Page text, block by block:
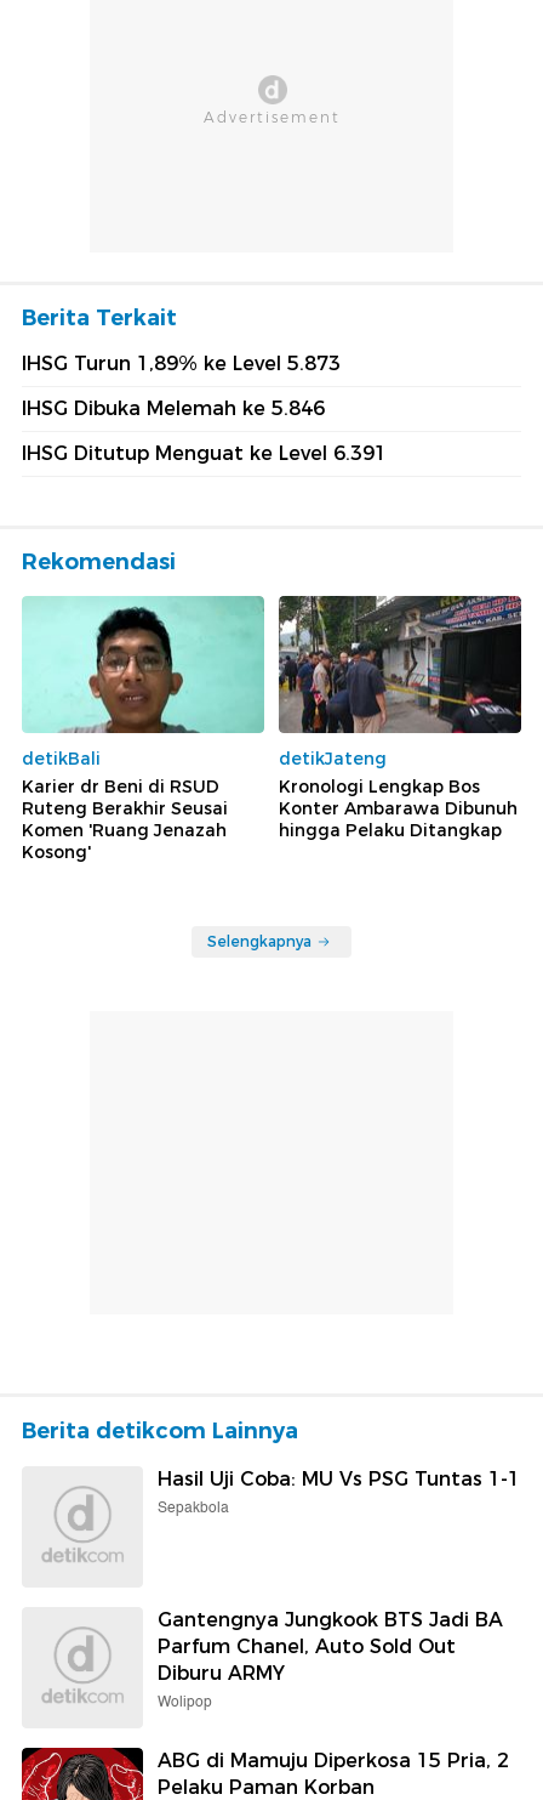
Berita Terkait
IHSG Turun 1,89% ke Level 5.873
IHSG Dibuka Melemah ke 5.846
IHSG Ditutup Menguat ke Level 6.391
Rekomendasi
detikBali
Karier dr Beni di RSUD
Ruteng Berakhir Seusai
Komen 'Ruang Jenazah
Kosong'
detikJateng
Kronologi Lengkap Bos
Konter Ambarawa Dibunuh
hingga Pelaku Ditangkap
Selengkapnya
Berita detikcom Lainnya
Hasil Uji Coba: MU Vs PSG Tuntas 1-1
Sepakbola
Gantengnya Jungkook BTS Jadi BA
Parfum Chanel, Auto Sold Out
Diburu ARMY
Wolipop
ABG di Mamuju Diperkosa 15 Pria, 2
Pelaku Paman Korban